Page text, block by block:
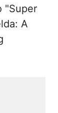
"Super
A